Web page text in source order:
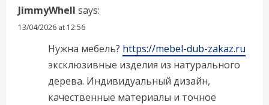
JimmyWhell says:
13/04/2026 at 12:56
Нужна мебель? https://mebel-dub-zakaz.ru
эксклюзивные изделия из натурального
дерева. Индивидуальный дизайн,
качественные материалы и точное